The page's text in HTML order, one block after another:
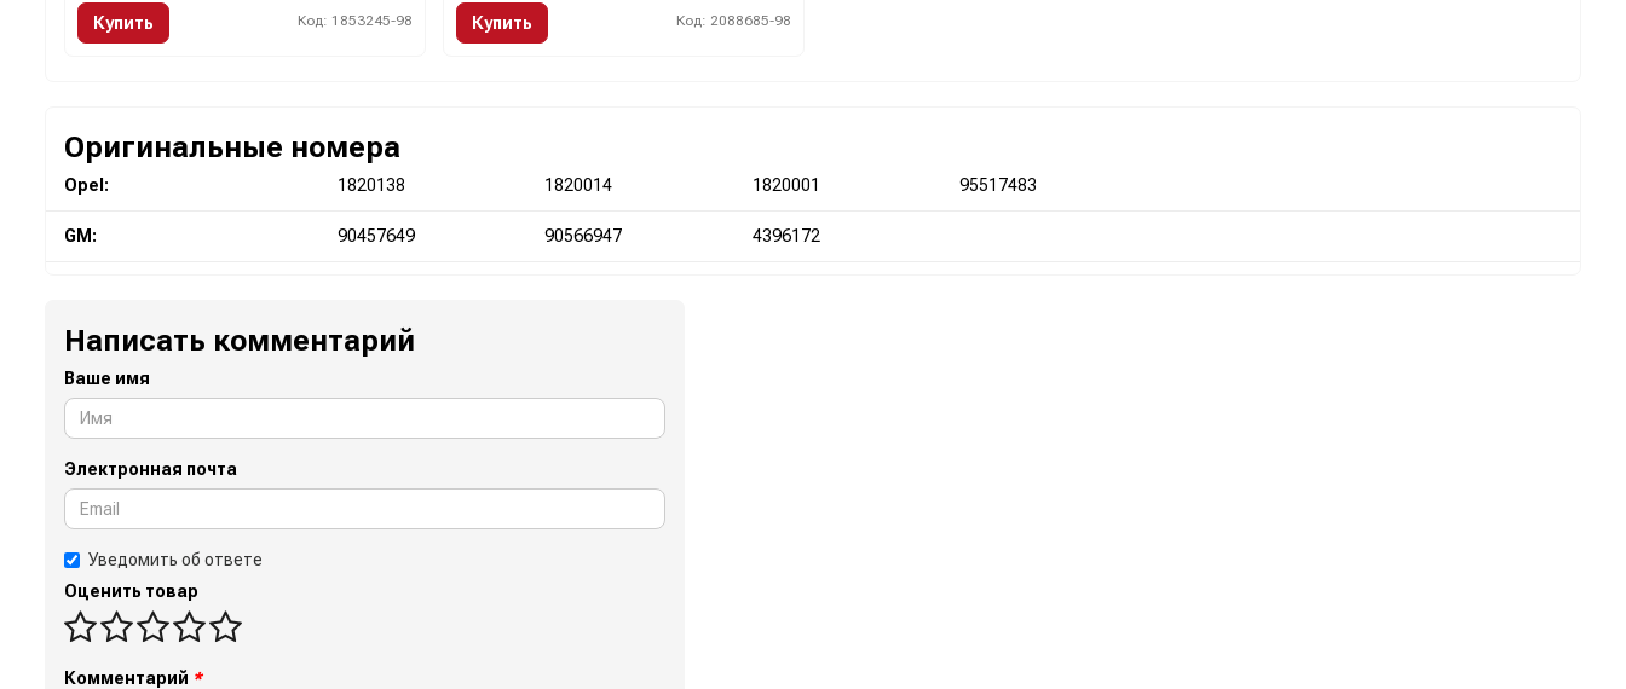
Купить Код: 1853245-98 Купить Код: 2088685-98
Оригинальные номера
Opel: 1820138 1820014 1820001 95517483
GM: 90457649 90566947 4396172
Написать комментарий
Ваше имя
Электронная почта
Уведомить об ответе
Оценить товар
Комментарий *